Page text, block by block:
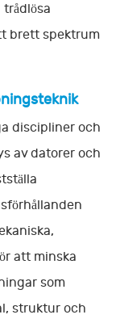
brett spektrum
discipliner och
av datorer och
att minska
som
struktur och